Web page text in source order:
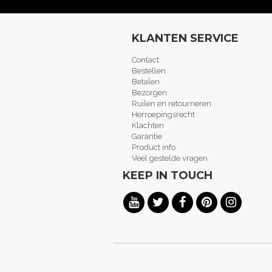
KLANTEN SERVICE
Contact
Bestellen
Betalen
Bezorgen
Ruilen en retourneren
Herroepingsrecht
Klachten
Garantie
Product info
Veel gestelde vragen
KEEP IN TOUCH.